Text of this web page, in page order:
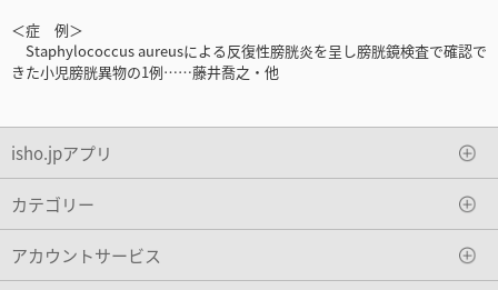
＜症 例＞
Staphylococcus aureusによる反復性膀胱炎を呈し膀胱鏡検査で確認で
きた小児膀胱異物の1例……藤井喬之・他
isho.jpアプリ
カテゴリー
アカウントサービス